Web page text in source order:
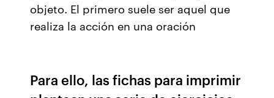
objeto. El primero suele ser aquel que
realiza la acción en una oración
Para ello, las fichas para imprimir